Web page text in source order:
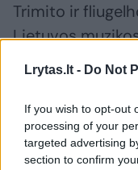
Lrytas.lt - Do Not
If you wish to opt-out
processing of your
targeted advertising
section to confirm
Trimito ir
Lietuvos
dėstytojas,
Vadoklis.
festivalių
organizatorius.